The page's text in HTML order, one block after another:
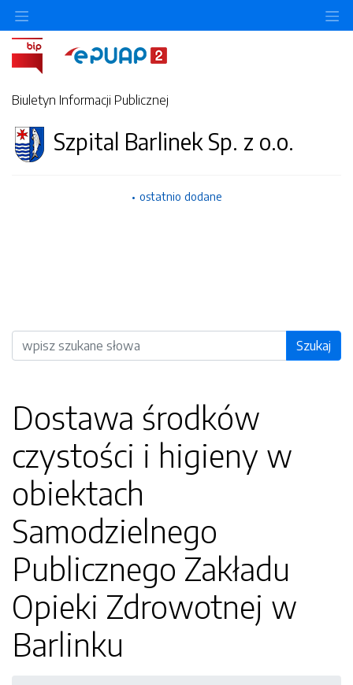
Biuletyn Informacji Publicznej
Szpital Barlinek Sp. z o.o.
ostatnio dodane
Wyszukiwarka Szukaj
Dostawa środków
czystości i higieny w
obiektach
Samodzielnego
Publicznego Zakładu
Opieki Zdrowotnej w
Barlinku